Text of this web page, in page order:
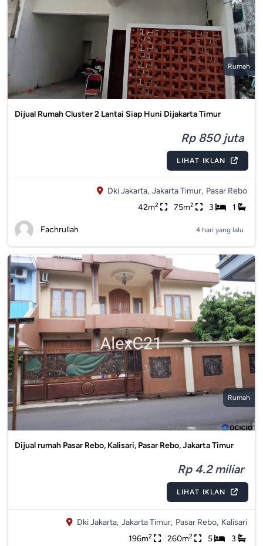
Rumah
Dijual Rumah Cluster 2 Lantai Siap Huni Dijakarta Timur
Rp 850 juta
LIHAT IKLAN
Dki Jakarta, Jakarta Timur, Pasar Rebo
42m2 75m2 3 1
Fachrullah 4 hari yang lalu
Rumah
Dijual rumah Pasar Rebo, Kalisari, Pasar Rebo, Jakarta Timur
Rp 4.2 miliar
LIHAT IKLAN
Dki Jakarta, Jakarta Timur, Pasar Rebo, Kalisari
196m2 260m2 5 3